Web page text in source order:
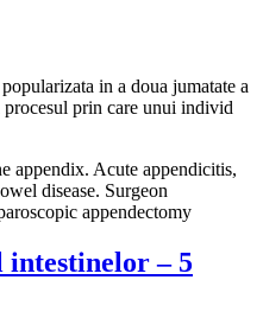
in a doua jumatate a
procesul prin care unui individ
– 5